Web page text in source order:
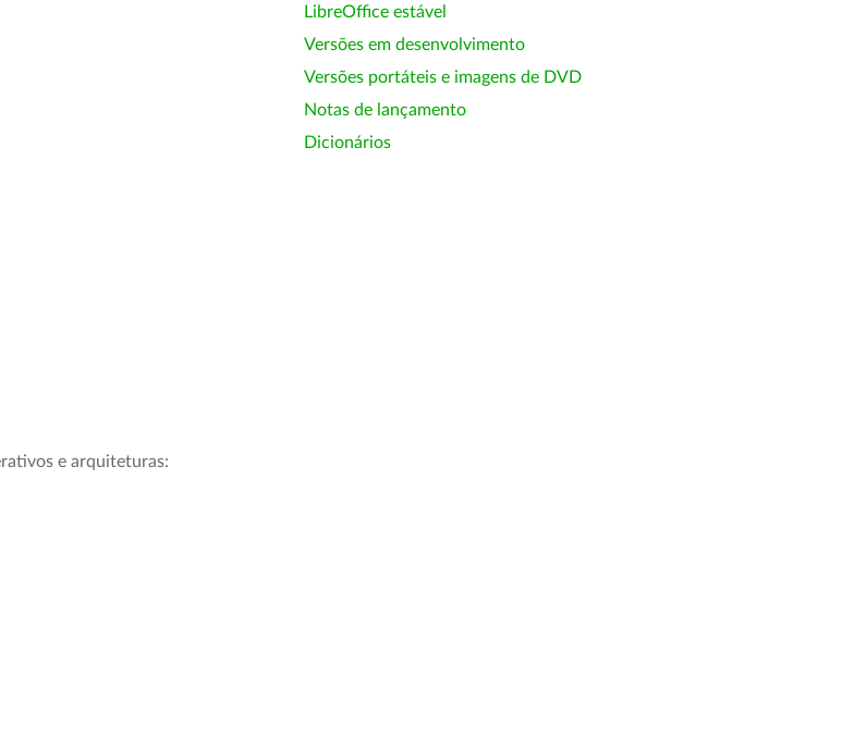
e arquiteturas:
LibreOffice estável
Versões em desenvolvimento
Versões portáteis e imagens de DVD
Notas de lançamento
Dicionários